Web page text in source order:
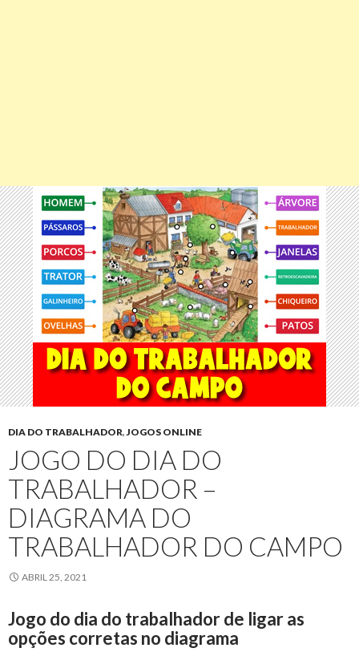
DIA DO TRABALHADOR,JOGOS ONLINE
JOGO DO DIA DO
TRABALHADOR –
DIAGRAMA DO
TRABALHADOR DO CAMPO
ABRIL 25, 2021
Jogo do dia do trabalhador de ligar as
opções corretas no diagrama